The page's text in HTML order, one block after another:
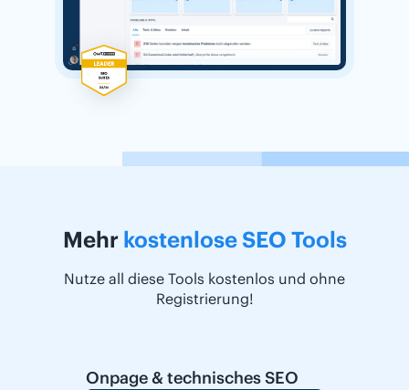
Mehr kostenlose SEO Tools
Nutze all diese Tools kostenlos und ohne
Registrierung!
Onpage & technisches SEO